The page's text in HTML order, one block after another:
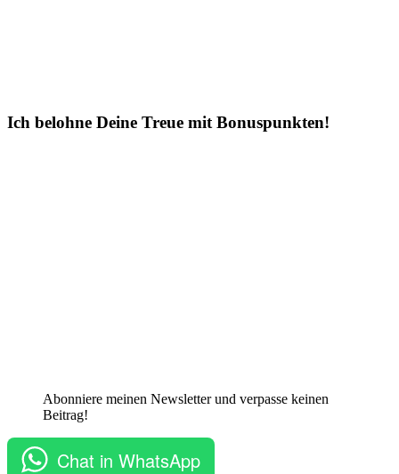
Ich belohne Deine Treue mit Bonuspunkten!
Abonniere meinen Newsletter und verpasse keinen
Beitrag!
Chat in WhatsApp